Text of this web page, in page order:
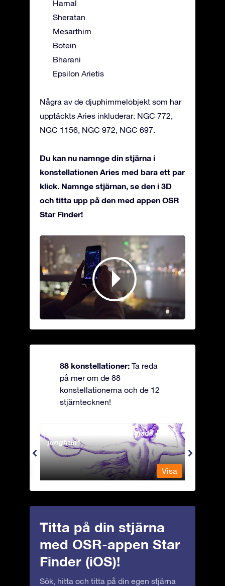
Hamal
Sheratan
Mesarthim
Botein
Bharani
Epsilon Arietis
Några av de djuphimmelobjekt som har
upptäckts Aries inkluderar: NGC 772,
NGC 1156, NGC 972, NGC 697.
Du kan nu namnge din stjärna i
konstellationen Aries med bara ett par
klick. Namnge stjärnan, se den i 3D
och titta upp på den med appen OSR
Star Finder!
88 konstellationer: Ta reda
på mer om de 88
konstellationerna och de 12
stjärntecknen!
Andromeda - Den fastkedjade
jungfrun
Visa
Titta på din stjärna
med OSR-appen Star
Finder (iOS)!
Sök, hitta och titta på din egen stjärna